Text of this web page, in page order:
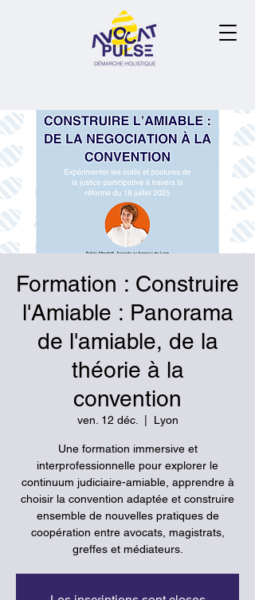
Formation : Construire
l'Amiable : Panorama
de l'amiable, de la
théorie à la
convention
ven. 12 déc. Lyon
Une formation immersive et
interprofessionnelle pour explorer le
continuum judiciaire-amiable, apprendre à
choisir la convention adaptée et construire
ensemble de nouvelles pratiques de
coopération entre avocats, magistrats,
greffes et médiateurs.